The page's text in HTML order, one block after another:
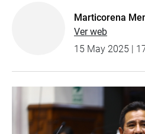
Marticorena
Ver web
15 May 2025 |